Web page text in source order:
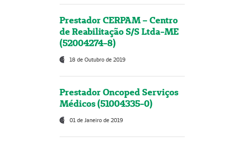
Prestador CERPAM – Centro
de Reabilitação S/S Ltda-ME
(52004274-8)
18 de Outubro de 2019
Prestador Oncoped Serviços
Médicos (51004335-0)
01 de Janeiro de 2019